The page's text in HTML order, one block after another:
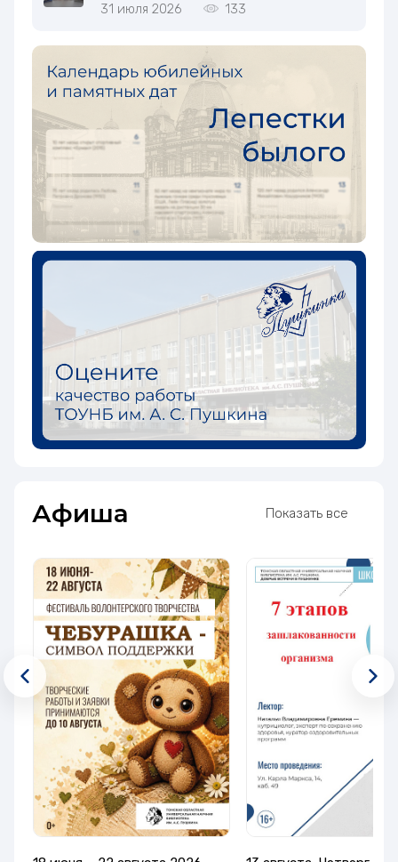
31 июля 2026
133
Афиша Показать все